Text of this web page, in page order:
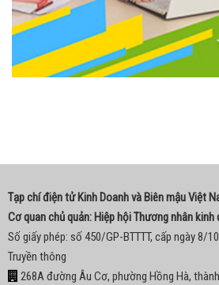
Tạp chí điện tử Kinh Doanh và Biên mậu Việt
Cơ quan chủ quản: Hiệp hội Thương nhân
Số giấy phép: số 450/GP-BTTTT, cấp ngày 8/
Truyền thông
268A đường Âu Cơ, phường Hồng Hà,